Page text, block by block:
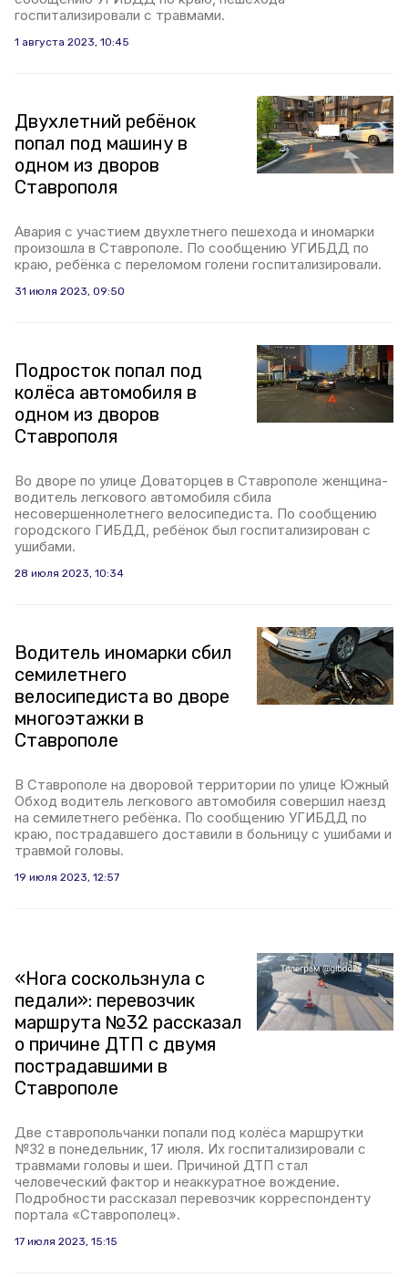
госпитализировали с травмами.
1 августа 2023, 10:45
Двухлетний ребёнок
попал под машину в
одном из дворов
Ставрополя
Авария с участием двухлетнего пешехода и иномарки
произошла в Ставрополе. По сообщению УГИБДД по
краю, ребёнка с переломом голени госпитализировали.
31 июля 2023, 09:50
Подросток попал под
колёса автомобиля в
одном из дворов
Ставрополя
Во дворе по улице Доваторцев в Ставрополе женщина-
водитель легкового автомобиля сбила
несовершеннолетнего велосипедиста. По сообщению
городского ГИБДД, ребёнок был госпитализирован с
ушибами.
28 июля 2023, 10:34
Водитель иномарки сбил
семилетнего
велосипедиста во дворе
многоэтажки в
Ставрополе
В Ставрополе на дворовой территории по улице Южный
Обход водитель легкового автомобиля совершил наезд
на семилетнего ребёнка. По сообщению УГИБДД по
краю, пострадавшего доставили в больницу с ушибами и
травмой головы.
19 июля 2023, 12:57
«Нога соскользнула с
педали»: перевозчик
маршрута №32 рассказал
о причине ДТП с двумя
пострадавшими в
Ставрополе
Две ставропольчанки попали под колёса маршрутки
№32 в понедельник, 17 июля. Их госпитализировали с
травмами головы и шеи. Причиной ДТП стал
человеческий фактор и неаккуратное вождение.
Подробности рассказал перевозчик корреспонденту
портала «Ставрополец».
17 июля 2023, 15:15